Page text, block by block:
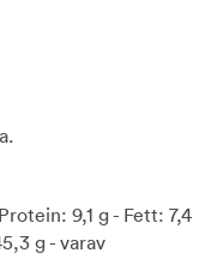
9,1 g - Fett: 7,4
g - varav